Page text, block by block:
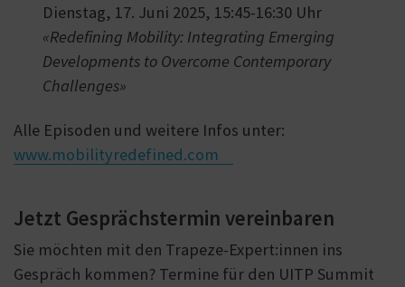
Dienstag, 17. Juni 2025, 15:45-16:30 Uhr
«Redefining Mobility: Integrating Emerging
Developments to Overcome Contemporary
Challenges»
Alle Episoden und weitere Infos unter:
www.mobilityredefined.com
Jetzt Gesprächstermin vereinbaren
Sie möchten mit den Trapeze-Expert:innen ins
Gespräch kommen? Termine für den UITP Summit